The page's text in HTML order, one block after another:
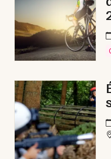
Aquatique nautique
Aquatique
Aquatique
Newsletter des